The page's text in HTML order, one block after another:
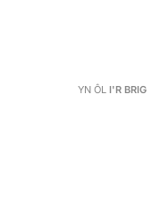
YN ÔL I'R BRIG